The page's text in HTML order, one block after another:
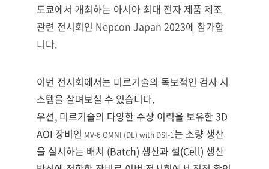
도쿄에서 개최하는 아시아 최대 전자 제품 제조
관련 전시회인 Nepcon Japan 2023에 참가합
니다.
이번 전시회에서는 미르기술의 독보적인 검사 시
스템을 살펴보실 수 있습니다.
우선, 미르기술의 다양한 수상 이력을 보유한 3D
AOI 장비인 MV-6 OMNI (DL) with DSI-1는 소량 생산
을 실시하는 배치 (Batch) 생산과 셀(Cell) 생산